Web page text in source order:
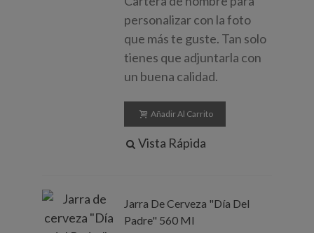
personalizar con la foto
que más te guste. Tan solo
tienes que adjuntarla con
un buena calidad.
Añadir Al Carrito
Vista Rápida
Jarra De Cerveza "Día Del
Padre" 560 Ml